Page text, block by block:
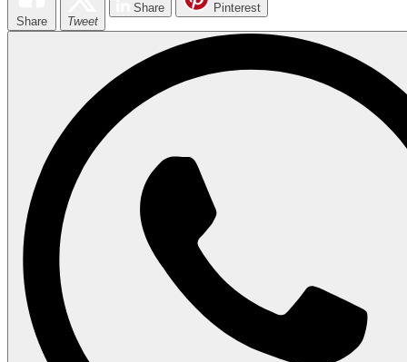
Share Tweet
Share Pinterest